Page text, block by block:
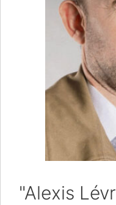
"Alexis